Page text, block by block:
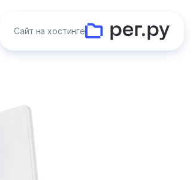
Сайт на хостинге